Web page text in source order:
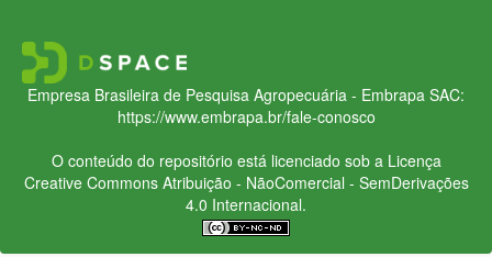
Empresa Brasileira de Pesquisa Agropecuária - Embrapa SAC:
https://www.embrapa.br/fale-conosco
O conteúdo do repositório está licenciado sob a Licença
Creative CommonsAtribuição - NãoComercial - SemDerivações
4.0 Internacional.